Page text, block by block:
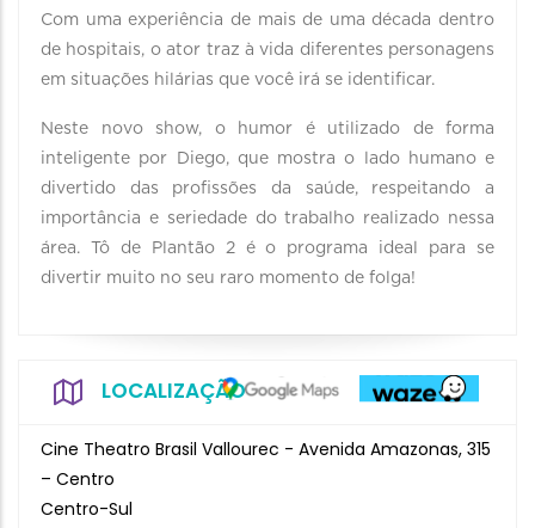
Com uma experiência de mais de uma década dentro
de hospitais, o ator traz à vida diferentes personagens
em situações hilárias que você irá se identificar.
Neste novo show, o humor é utilizado de forma
inteligente por Diego, que mostra o lado humano e
divertido das profissões da saúde, respeitando a
importância e seriedade do trabalho realizado nessa
área. Tô de Plantão 2 é o programa ideal para se
divertir muito no seu raro momento de folga!
LOCALIZAÇÃO
Cine Theatro Brasil Vallourec - Avenida Amazonas, 315
– Centro
Centro-Sul